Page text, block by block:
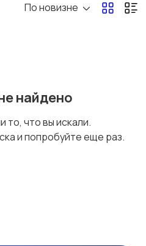
По новизне
найдено
то, что вы искали.
и попробуйте еще раз.